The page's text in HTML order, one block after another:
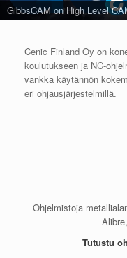
GibbsCAM on High Level
Cenic Finland Oy on
koulutukseen ja NC-
vankka käytännön
eri ohjausjärjestelmillä.
Ohjelmistoja
Tutustu